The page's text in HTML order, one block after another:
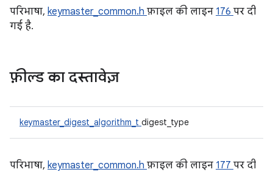
परिभाषा, keymaster_common.h फ़ाइल की लाइन 176 पर दी
गई है.
फ़ील्ड का दस्तावेज़
keymaster_digest_algorithm_t digest_type
परिभाषा, keymaster_common.h फ़ाइल की लाइन 177 पर दी